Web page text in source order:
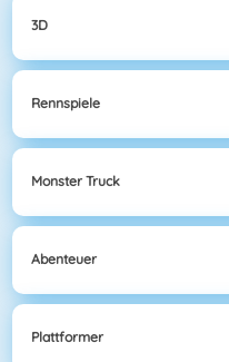
3D
Rennspiele
Monster Truck
Abenteuer
Plattformer